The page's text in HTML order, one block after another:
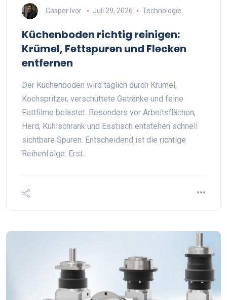
Casper Ivor Juli 29, 2026 Technologie
Küchenboden richtig reinigen:
Krümel, Fettspuren und Flecken
entfernen
Der Küchenboden wird täglich durch Krümel,
Kochspritzer, verschüttete Getränke und feine
Fettfilme belastet. Besonders vor Arbeitsflächen,
Herd, Kühlschrank und Esstisch entstehen schnell
sichtbare Spuren. Entscheidend ist die richtige
Reihenfolge: Erst…